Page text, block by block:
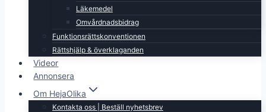
Läkemedel
Omvårdnadsbidrag
Funktionsrättskonventionen
Rättshjälp & överklaganden
Videor
Annonsera
Om HejaOlika
Kontakta oss | Beställ nyhetsbrev